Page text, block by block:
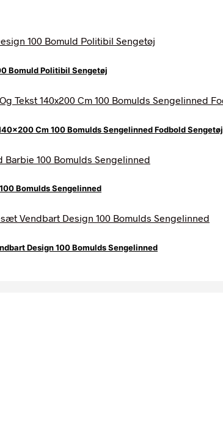
Bomuld Politibil Sengetøj
Cm 100 Bomulds Sengelinned Fodbold Sengetøj
Bomulds Sengelinned
Design 100 Bomulds Sengelinned